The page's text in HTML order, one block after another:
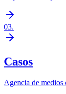
03.
Casos
Agencia de medios